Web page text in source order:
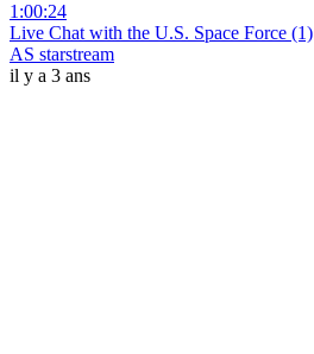
1:00:24
Live Chat with the U.S. Space Force (1)
AS starstream
il y a 3 ans